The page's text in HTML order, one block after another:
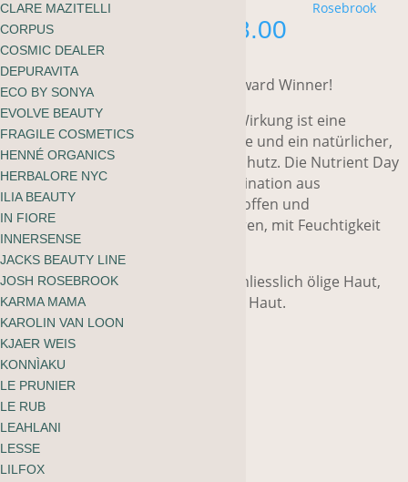
CHF 98.00
CHF
Harper’s Bazaar 2020 Anti-Aging Award Winner!
Diese Tagescrème mit doppelter Wirkung ist eine
regenerierende Feuchtigkeitscrème und ein natürlicher,
mineralischer Breitband-Sonnenschutz. Die Nutrient Day
Cream bietet eine wirksame Kombination aus
verschiedenen pflanzlichen Wirkstoffen und
Pflanzenölen, die die Haut reparieren, mit Feuchtigkeit
versorgen und schützen.
Geeignet für alle Hauttypen, einschliesslich ölige Haut,
Mischhaut, Akne und empfindliche Haut.
Grösse
CLARE MAZITELLI
CORPUS
COSMIC DEALER
DEPURAVITA
ECO BY SONYA
EVOLVE BEAUTY
FRAGILE COSMETICS
HENNÉ ORGANICS
HERBALORE NYC
ILIA BEAUTY
IN FIORE
INNERSENSE
JACKS BEAUTY LINE
JOSH ROSEBROOK
KARMA MAMA
KAROLIN VAN LOON
KJAER WEIS
KONNÌAKU
LE PRUNIER
LE RUB
LEAHLANI
LESSE
LILFOX